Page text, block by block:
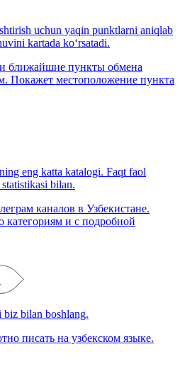
uchun yaqin punktlarni aniqlab
kartada ko‘rsatadi.
ближайшие пункты обмена
Покажет местоположение пункта
eng katta katalogi. Faqt faol
bilan.
каналов в Узбекистане.
категориям и с подробной
bilan boshlang.
писать на узбекском языке.